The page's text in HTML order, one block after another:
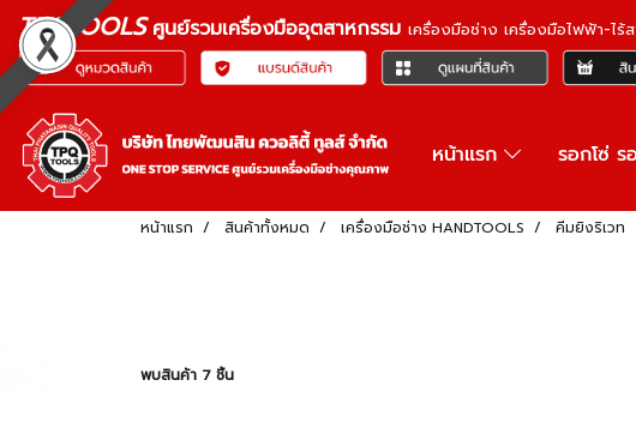
TPQTOOLSศูนย์รวมเครื่องมืออุตสาหกรรม เครื่องมือช่าง เครื่องมือไฟฟ้า-ไ
หน้าแรก รอกโซ่
หน้าแรก สินค้าทั้งหมด เครื่องมือช่าง HANDTOOLS คีมยิงริเวท
พบสินค้า 7 ชิ้น